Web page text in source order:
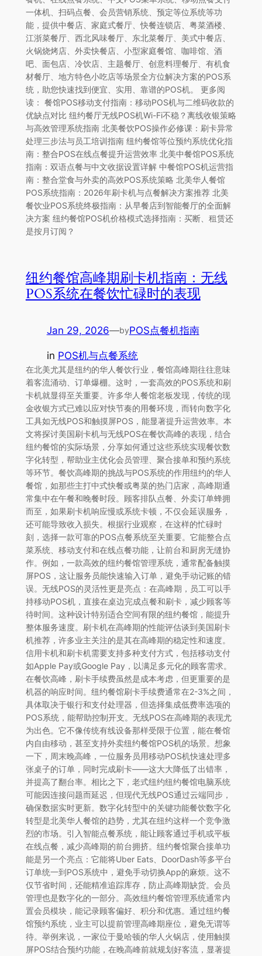
一体机、扫码点餐、会员营销系统、预定等位系统等功
能，提供中餐店、家庭式餐厅、快餐连锁店、粤菜酒楼、
江浙菜餐厅、西北风味餐厅、东北菜餐厅、美式中餐店、
火锅烧烤店、外卖快餐店、小型家庭餐馆、咖啡馆、酒
吧、面包店、冷饮店、主题餐厅、创意料理餐厅、有机食
材餐厅、地方特色小吃店等场景全方位解决方案的POS系
统，助您快速找到便宜、实用、靠谱的POS机。 更多阅
读： 餐馆POS移动支付指南：移动POS机与二维码收款的
优缺点对比 纽约餐厅无线POS机Wi-Fi不稳？离线收银策略
与高效管理系统指南 北美餐饮POS操作必修课：刷卡异常
处理三步法与员工培训指南 纽约餐馆等位预约系统优化指
南：整合POS在线点餐提升运营效率 北美中餐馆POS系统
指南：双语点餐与中文收据设置详解 中餐馆POS机运营指
南：整合堂食与外卖的高效POS系统策略 北美华人餐馆
POS系统指南：2026年刷卡机与点餐解决方案推荐 北美
餐饮业POS系统终极指南：从早餐店到智能餐厅的全面解
决方案 纽约餐馆POS机价格模式选择指南：买断、租赁还
是按月订阅？
纽约餐馆高峰期刷卡机指南：无线
POS系统在餐饮忙碌时的表现
Jan 29, 2026—byPOS点餐机指南
in POS机与点餐系统
在北美尤其是纽约的华人餐饮行业，餐馆高峰期往往意味
着客流涌动、订单爆棚。这时，一套高效的POS系统和刷
卡机就显得至关重要。许多华人餐馆老板发现，传统的现
金收银方式已难以应对快节奏的用餐环境，而转向数字化
工具如无线POS和触摸屏POS，能显著提升运营效率。本
文将探讨美国刷卡机与无线POS在餐饮高峰的表现，结合
纽约餐馆的实际场景，分享如何通过这些系统实现餐饮数
字化转型，帮助业主优化会员管理、聚合接单和预约系统
等环节。餐饮高峰期的挑战与POS系统的作用纽约的华人
餐馆，如那些主打中式快餐或粤菜的热门店家，高峰期通
常集中在午餐和晚餐时段。顾客排队点餐、外卖订单蜂拥
而至，如果刷卡机响应慢或系统卡顿，不仅会延误服务，
还可能导致收入损失。根据行业观察，在这样的忙碌时
刻，选择一款可靠的POS点餐系统至关重要。它能整合点
菜系统、移动支付和在线点餐功能，让前台和厨房无缝协
作。例如，一款高效的纽约餐馆管理系统，通常配备触摸
屏POS，这让服务员能快速输入订单，避免手动记账的错
误。无线POS的灵活性更是亮点：在高峰期，员工可以手
持移动POS机，直接在桌边完成点餐和刷卡，减少顾客等
待时间。这种设计特别适合空间有限的纽约餐馆，能提升
整体服务速度。刷卡机在高峰期的性能评估谈到美国刷卡
机推荐，许多业主关注的是其在高峰期的稳定性和速度。
信用卡机和刷卡机需要支持多种支付方式，包括移动支付
如Apple Pay或Google Pay，以满足多元化的顾客需求。
在餐饮高峰，刷卡手续费虽然是成本考虑，但更重要的是
机器的响应时间。纽约餐馆刷卡手续费通常在2-3%之间，
具体取决于银行和支付处理器，但选择集成低费率选项的
POS系统，能帮助控制开支。无线POS在高峰期的表现尤
为出色。它不像传统有线设备那样受限于位置，能在餐馆
内自由移动，甚至支持外卖纽约餐馆POS机的场景。想象
一下，周末晚高峰，一位服务员用移动POS机快速处理多
张桌子的订单，同时完成刷卡——这大大降低了出错率，
并提高了翻台率。相比之下，老式纽约纽约餐馆电脑系统
可能因连接问题而延迟，但现代无线POS通过云端同步，
确保数据实时更新。数字化转型中的关键功能餐饮数字化
转型是北美华人餐馆的趋势，尤其在纽约这样一个竞争激
烈的市场。引入智能点餐系统，能让顾客通过手机或平板
在线点餐，减少高峰期的前台拥挤。纽约餐馆聚合接单功
能是另一个亮点：它能将Uber Eats、DoorDash等多平台
订单统一到POS系统中，避免手动切换App的麻烦。这不
仅节省时间，还能精准追踪库存，防止高峰期缺货。会员
管理也是数字化的一部分。高效纽约餐馆管理系统通常内
置会员模块，能记录顾客偏好、积分和优惠。通过纽约餐
馆预约系统，业主可以提前管理高峰期座位，避免无谓等
待。举例来说，一家位于曼哈顿的华人火锅店，使用触摸
屏POS结合预约功能，在晚高峰前就规划好客流，显著提